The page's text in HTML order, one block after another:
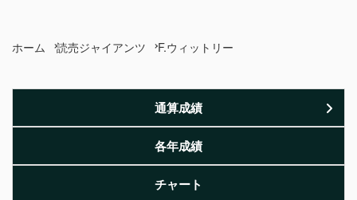
ホーム 読売ジャイアンツ F.ウィットリー
通算成績
各年成績
チャート